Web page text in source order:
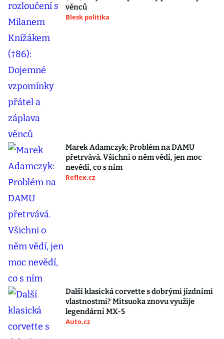
věnců
Blesk politika
Marek Adamczyk: Problém na DAMU
přetrvává. Všichni o něm vědí, jen moc
nevědí, co s ním
Reflex.cz
Další klasická corvette s dobrými jízdními
vlastnostmi? Mitsuoka znovu využije
legendární MX-5
Auto.cz